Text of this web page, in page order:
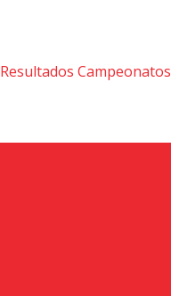
Resultados Campeonatos